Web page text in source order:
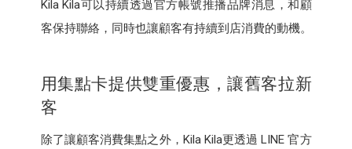
Kila Kila可以持續透過官方帳號推播品牌消息，和顧
客保持聯絡，同時也讓顧客有持續到店消費的動機。
用集點卡提供雙重優惠，讓舊客拉新
客
除了讓顧客消費集點之外，Kila Kila更透過 LINE 官方